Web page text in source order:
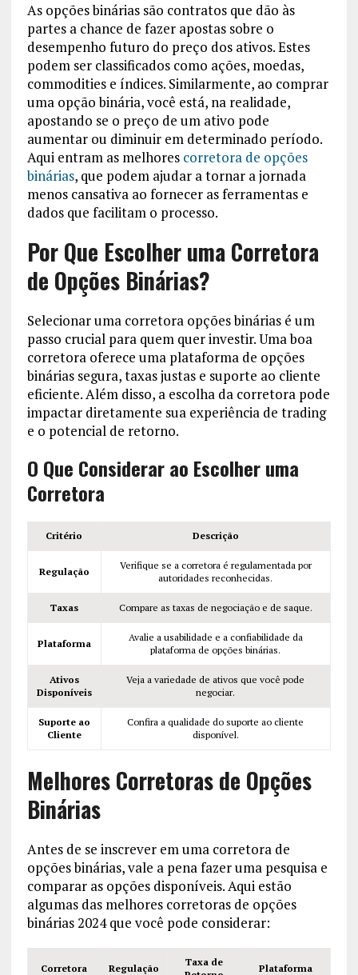
As opções binárias são contratos que dão às
partes a chance de fazer apostas sobre o
desempenho futuro do preço dos ativos. Estes
podem ser classificados como ações, moedas,
commodities e índices. Similarmente, ao comprar
uma opção binária, você está, na realidade,
apostando se o preço de um ativo pode
aumentar ou diminuir em determinado período.
Aqui entram as melhores corretora de opções
binárias, que podem ajudar a tornar a jornada
menos cansativa ao fornecer as ferramentas e
dados que facilitam o processo.
Por Que Escolher uma Corretora
de Opções Binárias?
Selecionar uma corretora opções binárias é um
passo crucial para quem quer investir. Uma boa
corretora oferece uma plataforma de opções
binárias segura, taxas justas e suporte ao cliente
eficiente. Além disso, a escolha da corretora pode
impactar diretamente sua experiência de trading
e o potencial de retorno.
O Que Considerar ao Escolher uma
Corretora
Critério Descrição
Regulação
Verifique se a corretora é regulamentada por
autoridades reconhecidas.
Taxas Compare as taxas de negociação e de saque.
Plataforma
Avalie a usabilidade e a confiabilidade da
plataforma de opções binárias.
Ativos
Disponíveis
Veja a variedade de ativos que você pode
negociar.
Suporte ao
Cliente
Confira a qualidade do suporte ao cliente
disponível.
Melhores Corretoras de Opções
Binárias
Antes de se inscrever em uma corretora de
opções binárias, vale a pena fazer uma pesquisa e
comparar as opções disponíveis. Aqui estão
algumas das melhores corretoras de opções
binárias 2024 que você pode considerar:
Corretora Regulação
Taxa de
Plataforma